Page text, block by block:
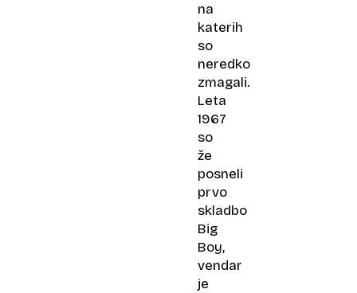
na
katerih
so
neredko
zmagali.
Leta
1967
so
že
posneli
prvo
skladbo
Big
Boy,
vendar
je